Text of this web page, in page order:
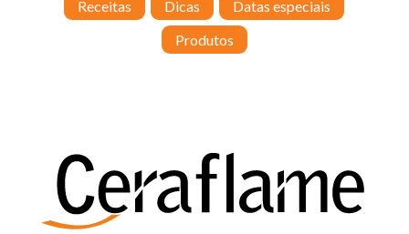
Receitas Dicas
Datas especiais
Produtos